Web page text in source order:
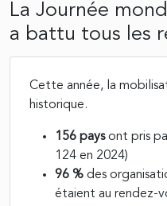
La Journée
a battu tous les
Cette année, la
historique.
156 paysont pris
124 en 2024)
96 % des
étaient au rendez-